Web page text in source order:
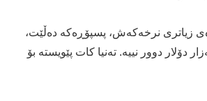
زیاتری نرخەکەش، پسپۆڕەکە دەڵێت،
زێڕ بە 4 هەزار دۆلار دوور نییە. تەنیا کات پێویستە بۆ